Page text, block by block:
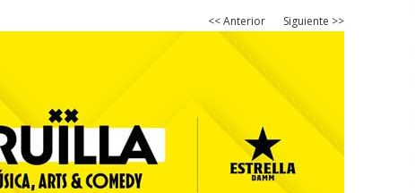
<< Anterior Siguiente >>